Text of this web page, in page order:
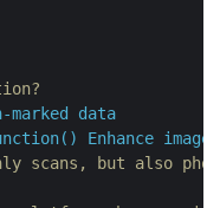
marked data
Enhance
only scans, but also